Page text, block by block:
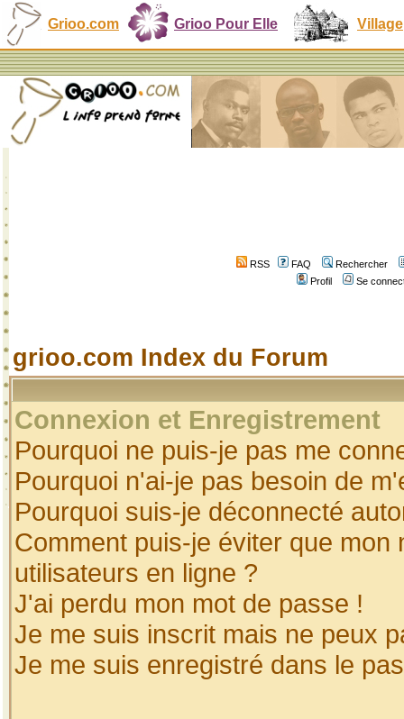
Grioo.com Grioo Pour Elle Village
RSS FAQ
Rechercher
Profil
Se
grioo.com Index du Forum
Connexion et Enregistrement
Pourquoi ne puis-je pas me
Pourquoi n'ai-je pas besoin de
Pourquoi suis-je déconnecté
Comment puis-je éviter que
utilisateurs en ligne ?
J'ai perdu mon mot de passe !
Je me suis inscrit mais ne peux
Je me suis enregistré dans le